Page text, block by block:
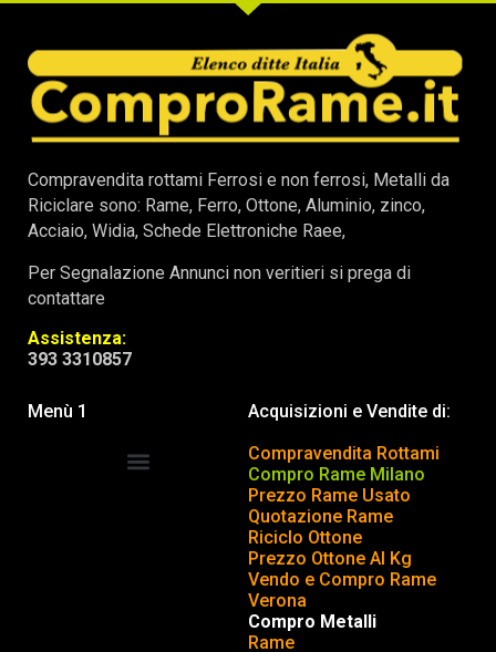
Compravendita rottami Ferrosi e non ferrosi, Metalli da
Riciclare sono: Rame, Ferro, Ottone, Aluminio, zinco,
Acciaio, Widia, Schede Elettroniche Raee,
Per Segnalazione Annunci non veritieri si prega di
contattare
Assistenza:
393 3310857
Menù 1
Acquisizioni e Vendite di:
Compravendita Rottami
Compro Rame Milano
Prezzo Rame Usato
Quotazione Rame
Riciclo Ottone
Prezzo Ottone Al Kg
Vendo e Compro Rame
Verona
Compro Metalli
Rame